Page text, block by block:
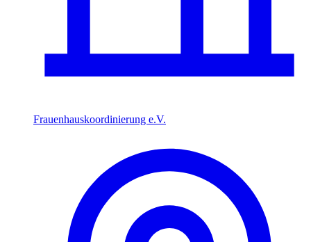
Frauenhauskoordinierung e.V.